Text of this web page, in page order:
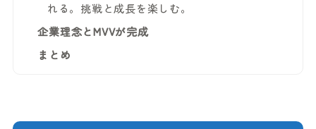
れる。挑戦と成長を楽しむ。
企業理念とMVVが完成
まとめ